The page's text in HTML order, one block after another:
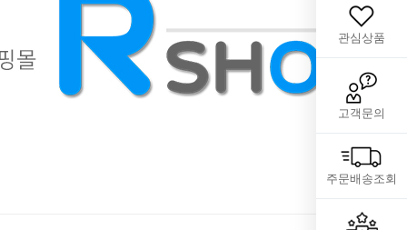
관심상품
고객문의
주문배송조회